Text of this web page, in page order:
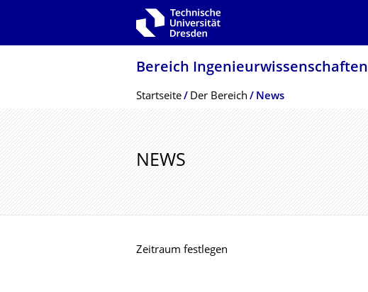
Zur Hauptnavigation springen
Bereich Ingenieur­wissen­schaften
Breadcrumb-Menü
Startseite Der Bereich News
NEWS
Zeitraum festlegen